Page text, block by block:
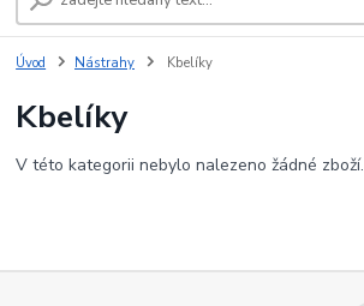
Úvod Nástrahy Kbelíky
Kbelíky
V této kategorii nebylo nalezeno žádné zboží.